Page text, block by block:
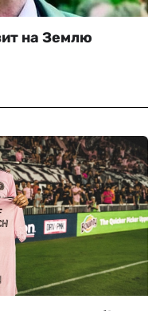
на Землю